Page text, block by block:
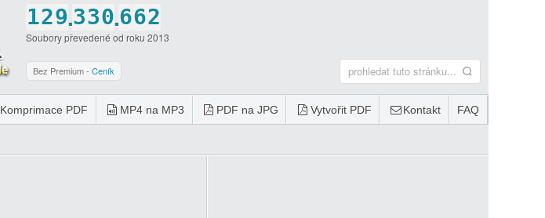
1
2
3
4
5
6
2
3
4
5
6
7
9
0
.3
4
5
6
7
8
3
4
5
6
7
8
0
1
2
3
4
5
.6
7
9
0
6
7
9
0
2
3
5
6
7
Soubory převedené od roku 2013
Bez Premium - Ceník
Komprimace PDF MP4 na MP3 PDF na JPG Vytvořit PDF Kontakt FAQ